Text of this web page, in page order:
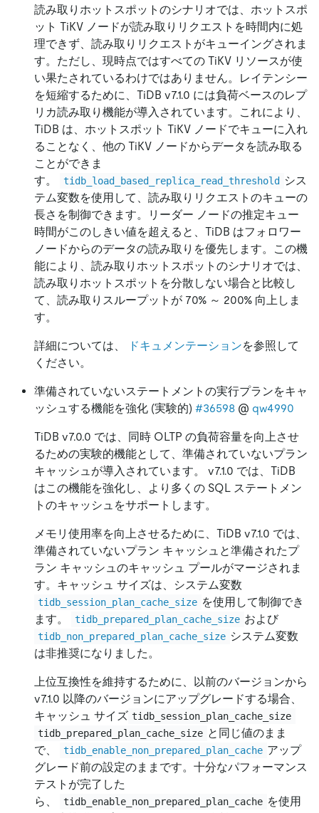
読み取りホットスポットのシナリオでは、ホットスポ
ット TiKV ノードが読み取りリクエストを時間内に処
理できず、読み取りリクエストがキューイングされま
す。ただし、現時点ではすべての TiKV リソースが使
い果たされているわけではありません。レイテンシー
を短縮するために、TiDB v7.1.0 には負荷ベースのレプ
リカ読み取り機能が導入されています。これにより、
TiDB は、ホットスポット TiKV ノードでキューに入れ
ることなく、他の TiKV ノードからデータを読み取る
ことができま
す。
tidb_load_based_replica_read_threshold
シス
テム変数を使用して、読み取りリクエストのキューの
長さを制御できます。リーダー ノードの推定キュー
時間がこのしきい値を超えると、TiDB はフォロワー
ノードからのデータの読み取りを優先します。この機
能により、読み取りホットスポットのシナリオでは、
読み取りホットスポットを分散しない場合と比較し
て、読み取りスループットが 70% ～ 200% 向上しま
す。
詳細については、 ドキュメンテーションを参照して
ください。
準備されていないステートメントの実行プランをキャ
ッシュする機能を強化 (実験的) #36598 @ qw4990
TiDB v7.0.0 では、同時 OLTP の負荷容量を向上させ
るための実験的機能として、準備されていないプラン
キャッシュが導入されています。 v7.1.0 では、TiDB
はこの機能を強化し、より多くの SQL ステートメン
トのキャッシュをサポートします。
メモリ使用率を向上させるために、TiDB v7.1.0 では、
準備されていないプラン キャッシュと準備されたプ
ラン キャッシュのキャッシュ プールがマージされま
す。キャッシュ サイズは、システム変数
tidb_session_plan_cache_size を使用して制御でき
ます。
tidb_prepared_plan_cache_size および
tidb_non_prepared_plan_cache_size システム変数
は非推奨になりました。
上位互換性を維持するために、以前のバージョンから
v7.1.0 以降のバージョンにアップグレードする場合、
キャッシュ サイズ tidb_session_plan_cache_size
tidb_prepared_plan_cache_size と同じ値のまま
で、
tidb_enable_non_prepared_plan_cache アップ
グレード前の設定のままです。十分なパフォーマンス
テストが完了した
ら、
tidb_enable_non_prepared_plan_cache を使用